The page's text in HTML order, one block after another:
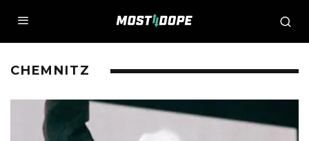
CHEMNITZ